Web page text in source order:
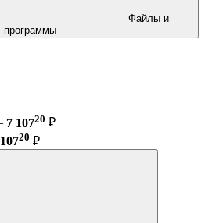
программы
7 10720 ₽
20 ₽